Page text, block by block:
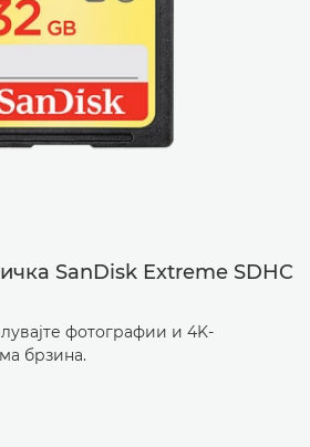
SanDisk Extreme SDHC
фотографии и 4K-
брзина.